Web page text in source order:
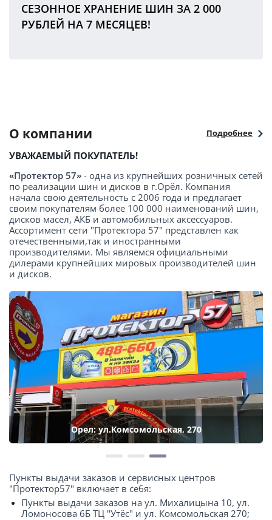
СЕЗОННОЕ ХРАНЕНИЕ ШИН ЗА 2 000
РУБЛЕЙ НА 7 МЕСЯЦЕВ!
О компании Подробнее
Орел: ул.Комсомольская, 270
УВАЖАЕМЫЙ ПОКУПАТЕЛЬ!
«Протектор 57» - одна из крупнейших розничных сетей
по реализации шин и дисков в г.Орёл. Компания
начала свою деятельность с 2006 года и предлагает
своим покупателям более 100 000 наименований шин,
дисков масел, АКБ и автомобильных аксессуаров.
Ассортимент сети "Протектора 57" представлен как
отечественными,так и иностранными
производителями. Мы являемся официальными
дилерами крупнейших мировых производителей шин
и дисков.
Пункты выдачи заказов и сервисных центров
"Протектор57" включает в себя:
Пункты выдачи заказов на ул. Михалицына 10, ул.
Ломоносова 6Б ТЦ "Утёс" и ул. Комсомольская 270;